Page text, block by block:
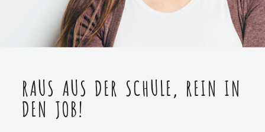
RAUS AUS DER SCHULE, REIN IN
DEN JOB!